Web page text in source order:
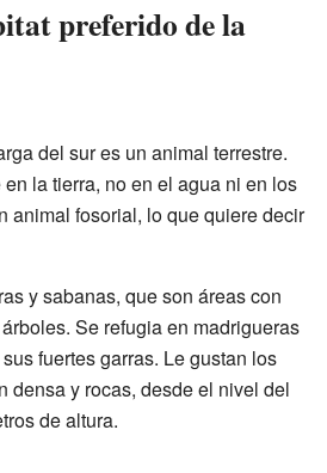
preferido de la
del sur es un animal terrestre.
la tierra, no en el agua ni en los
animal fosorial, lo que quiere decir
y sabanas, que son áreas con
Se refugia en madrigueras
fuertes garras. Le gustan los
densa y rocas, desde el nivel del
de altura.